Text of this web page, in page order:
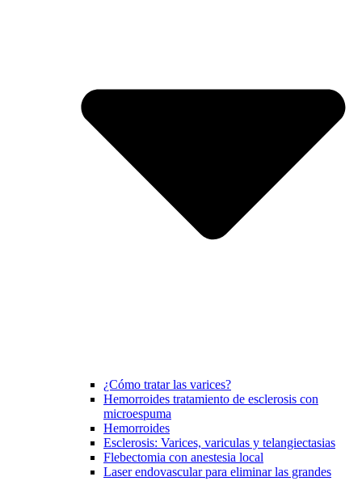
¿Cómo tratar las varices?
Hemorroides tratamiento de esclerosis con
microespuma
Hemorroides
Esclerosis: Varices, variculas y telangiectasias
Flebectomia con anestesia local
Laser endovascular para eliminar las grandes